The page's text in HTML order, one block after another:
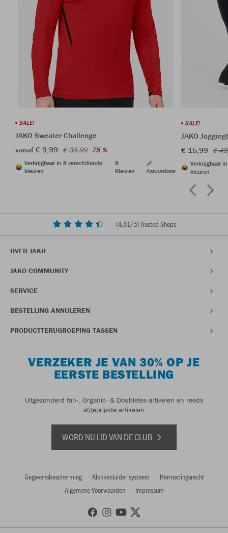
SALE!
JAKO Sweater Challenge
vanaf € 9,99 € 39,99 75 %
Verkrijgbaar in 8 verschillende
kleuren
8
Kleuren
Aanpasbaar
SALE!
JAKO
€ 15,99 €
Verkrijgbaar
kleuren
(4,61/5) Trusted Shops
OVER JAKO
JAKO COMMUNITY
SERVICE
BESTELLING ANNULEREN
PRODUCTTERUGROEPING TASSEN
VERZEKER JE VAN 30% OP JE
EERSTE BESTELLING
Uitgezonderd fan-, Organic- & Doubletex-artikelen en reeds
afgeprijsde artikelen
WORD NU LID VAN DE CLUB
Gegevensbescherming Klokkenluider systeem
Herroepingsrecht
Algemene Voorwaarden
Impressum